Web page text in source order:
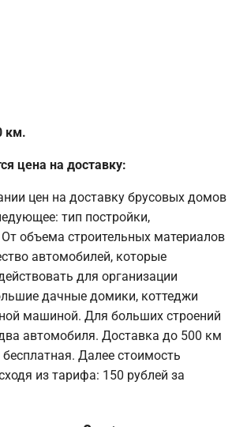
км.
цена на доставку:
цен на доставку брусовых домов
тип постройки,
объема строительных материалов
автомобилей, которые
для организации
дачные домики, коттеджи
машиной. Для больших строений
автомобиля. Доставка до 500 км
Далее стоимость
из тарифа: 150 рублей за